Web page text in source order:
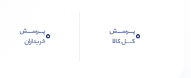
0پـــرســـش
کــــل کالا
0پـــرســـش
خریداران